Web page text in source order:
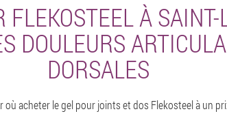
FLEKOSTEEL À SAINT-
DOULEURS
DORSALES
acheter le gel pour joints et dos Flekosteel à un